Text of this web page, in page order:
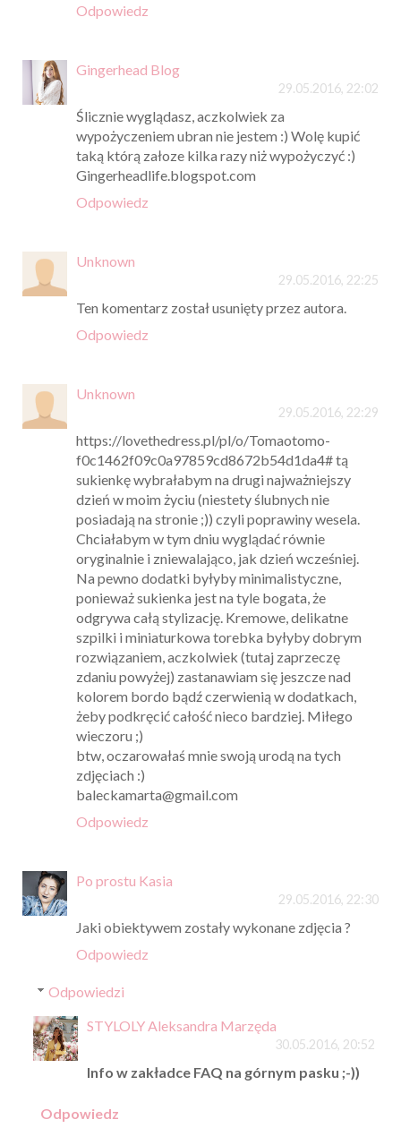
Odpowiedz
Gingerhead Blog
29.05.2016, 22:02
Ślicznie wyglądasz, aczkolwiek za
wypożyczeniem ubran nie jestem :) Wolę kupić
taką którą załoze kilka razy niż wypożyczyć :)
Gingerheadlife.blogspot.com
Odpowiedz
Unknown
29.05.2016, 22:25
Ten komentarz został usunięty przez autora.
Odpowiedz
Unknown
29.05.2016, 22:29
https://lovethedress.pl/pl/o/Tomaotomo-
f0c1462f09c0a97859cd8672b54d1da4# tą
sukienkę wybrałabym na drugi najważniejszy
dzień w moim życiu (niestety ślubnych nie
posiadają na stronie ;)) czyli poprawiny wesela.
Chciałabym w tym dniu wyglądać równie
oryginalnie i zniewalająco, jak dzień wcześniej.
Na pewno dodatki byłyby minimalistyczne,
ponieważ sukienka jest na tyle bogata, że
odgrywa całą stylizację. Kremowe, delikatne
szpilki i miniaturkowa torebka byłyby dobrym
rozwiązaniem, aczkolwiek (tutaj zaprzeczę
zdaniu powyżej) zastanawiam się jeszcze nad
kolorem bordo bądź czerwienią w dodatkach,
żeby podkręcić całość nieco bardziej. Miłego
wieczoru ;)
btw, oczarowałaś mnie swoją urodą na tych
zdjęciach :)
baleckamarta@gmail.com
Odpowiedz
Po prostu Kasia
29.05.2016, 22:30
Jaki obiektywem zostały wykonane zdjęcia ?
Odpowiedz
Odpowiedzi
STYLOLY Aleksandra Marzęda
30.05.2016, 20:52
Info w zakładce FAQ na górnym pasku ;-))
Odpowiedz